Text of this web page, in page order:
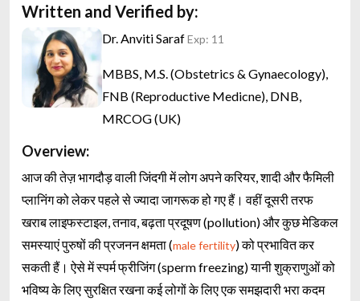
Written and Verified by:
Dr. Anviti SarafExp: 11
MBBS, M.S. (Obstetrics & Gynaecology),
FNB (Reproductive Medicne), DNB,
MRCOG (UK)
Overview:
आज की तेज़ भागदौड़ वाली जिंदगी में लोग अपने करियर, शादी और फैमिली
प्लानिंग को लेकर पहले से ज्यादा जागरूक हो गए हैं। वहीं दूसरी तरफ
खराब लाइफस्टाइल, तनाव, बढ़ता प्रदूषण (pollution) और कुछ मेडिकल
समस्याएं पुरुषों की प्रजनन क्षमता (male fertility) को प्रभावित कर
सकती हैं। ऐसे में स्पर्म फ्रीजिंग (sperm freezing) यानी शुक्राणुओं को
भविष्य के लिए सुरक्षित रखना कई लोगों के लिए एक समझदारी भरा कदम